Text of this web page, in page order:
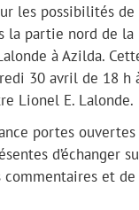
les possibilités
la partie nord de
à Azilda.
30 avril de 18 h
Lionel E. Lalonde.
portes
d’échanger
et de